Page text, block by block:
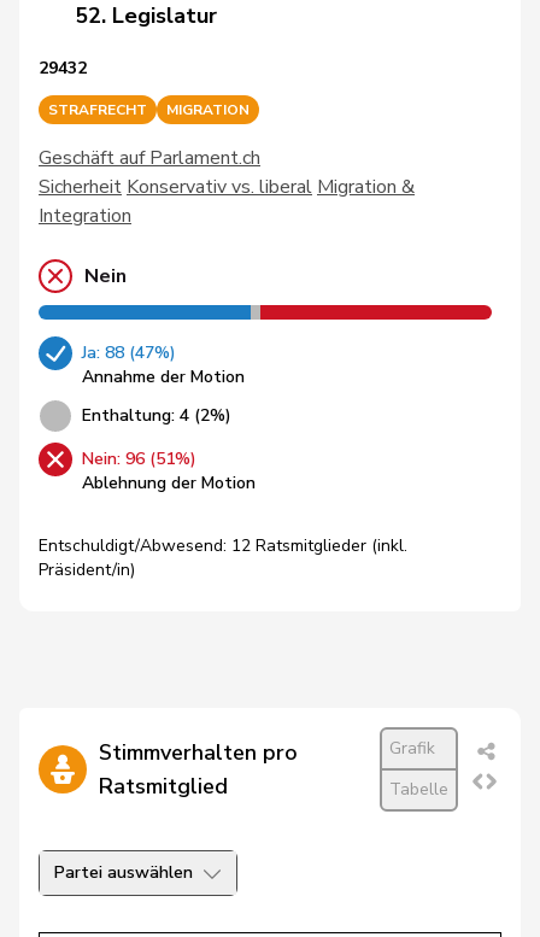
52. Legislatur
29432
STRAFRECHT MIGRATION
Geschäft auf Parlament.ch
Sicherheit Konservativ vs. liberal Migration &
Integration
Nein
Ja: 88 (47%)
Annahme der Motion
Enthaltung: 4 (2%)
Nein: 96 (51%)
Ablehnung der Motion
Entschuldigt/Abwesend: 12 Ratsmitglieder (inkl.
Präsident/in)
Stimmverhalten pro
Ratsmitglied
Grafik
Tabelle
Partei auswählen